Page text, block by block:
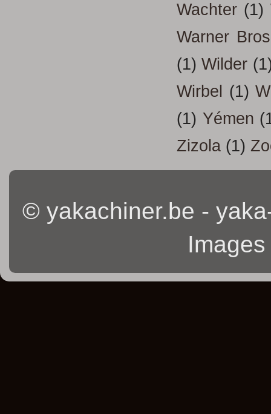
Wachter (1)
Warner Bros
(1) Wilder
Wirbel
(1)
(1) Yémen
Zizola (1)
© yakachiner.be -